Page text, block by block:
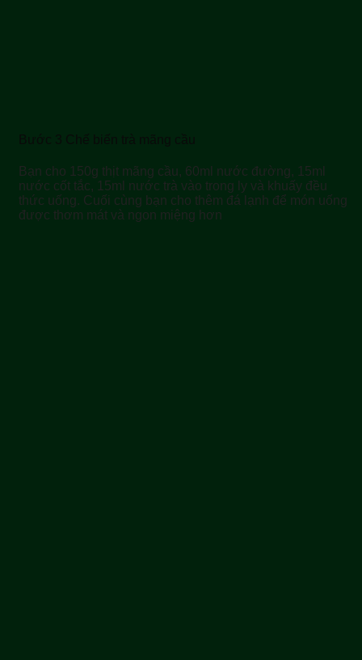
Bước 3 Chế biến trà mãng cầu
Bạn cho 150g thịt mãng cầu, 60ml nước đường, 15ml
nước cốt tắc, 15ml nước trà vào trong ly và khuấy đều
thức uống. Cuối cùng bạn cho thêm đá lạnh để món uống
được thơm mát và ngon miệng hơn